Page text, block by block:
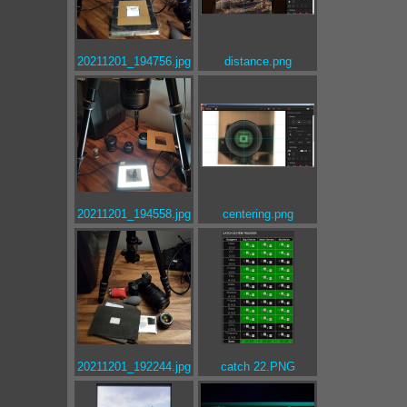
20211201_194756.jpg distance.png
20211201_194558.jpg centering.png
20211201_192244.jpg catch 22.PNG